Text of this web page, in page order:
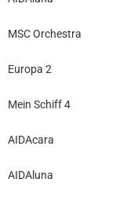
MSC Orchestra
Europa 2
Mein Schiff 4
AIDAcara
AIDAluna